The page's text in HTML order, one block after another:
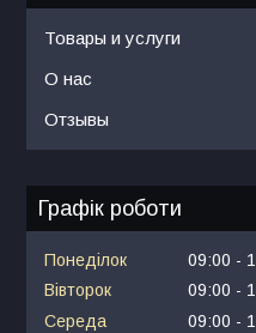
Товары и услуги
О нас
Отзывы
Графік роботи
Понеділок 09:00
Вівторок
09:00
Середа
09:00